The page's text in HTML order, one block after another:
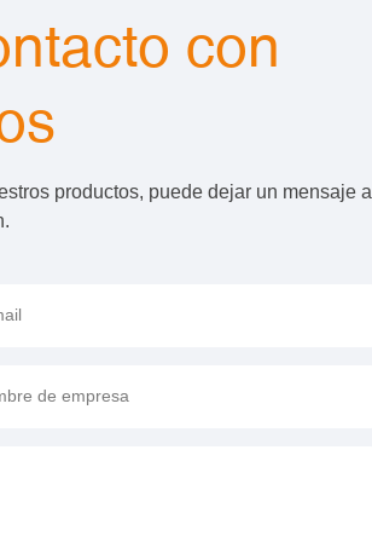
con
productos, puede dejar un mensaje a
de empresa